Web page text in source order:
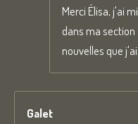
Merci Élisa, j'ai
dans ma
nouvelles que
Galet